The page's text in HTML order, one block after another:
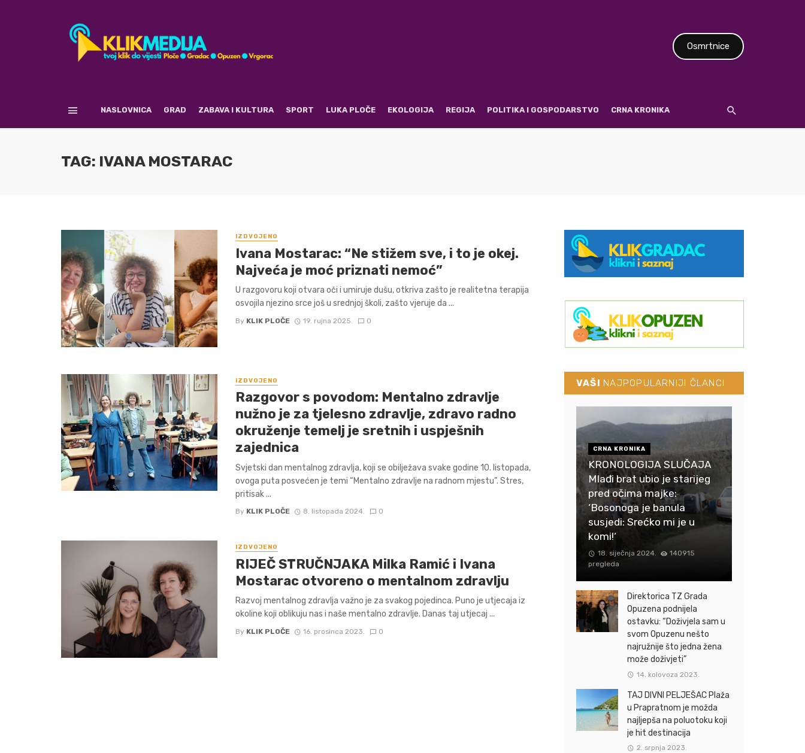
Osmrtnice
NASLOVNICA GRAD ZABAVA I KULTURA SPORT LUKA PLOČE EKOLOGIJA REGIJA POLITIKA I GOSPODARSTVO CRNA KRONIKA
TAG: IVANA MOSTARAC
IZDVOJENO
Ivana Mostarac: “Ne stižem sve, i to je okej.
Najveća je moć priznati nemoć”
U razgovoru koji otvara oči i umiruje dušu, otkriva zašto je realitetna terapija
osvojila njezino srce još u srednjoj školi, zašto vjeruje da ...
By KLIK PLOČE 19. rujna 2025. 0
IZDVOJENO
Razgovor s povodom: Mentalno zdravlje
nužno je za tjelesno zdravlje, zdravo radno
okruženje temelj je sretnih i uspješnih
zajednica
Svjetski dan mentalnog zdravlja, koji se obilježava svake godine 10. listopada,
ovoga puta posvećen je temi “Mentalno zdravlje na radnom mjestu”. Stres,
pritisak ...
By KLIK PLOČE 8. listopada 2024. 0
IZDVOJENO
RIJEČ STRUČNJAKA Milka Ramić i Ivana
Mostarac otvoreno o mentalnom zdravlju
Razvoj mentalnog zdravlja važno je za svakog pojedinca. Puno je utjecaja iz
okoline koji oblikuju nas i naše mentalno zdravlje. Danas taj utjecaj ...
By KLIK PLOČE 16. prosinca 2023. 0
VAŠI NAJPOPULARNIJI ČLANCI
CRNA KRONIKA
KRONOLOGIJA SLUČAJA
Mlađi brat ubio je starijeg
pred očima majke:
‘Bosonoga je banula
susjedi: Srećko mi je u
komi!‘
18. siječnja 2024.
140915
pregleda
Direktorica TZ Grada
Opuzena podnijela
ostavku: “Doživjela sam u
svom Opuzenu nešto
najružnije što jedna žena
može doživjeti”
14. kolovoza 2023.
TAJ DIVNI PELJEŠAC Plaža
u Prapratnom je možda
najljepša na poluotoku koji
je hit destinacija
2. srpnja 2023.